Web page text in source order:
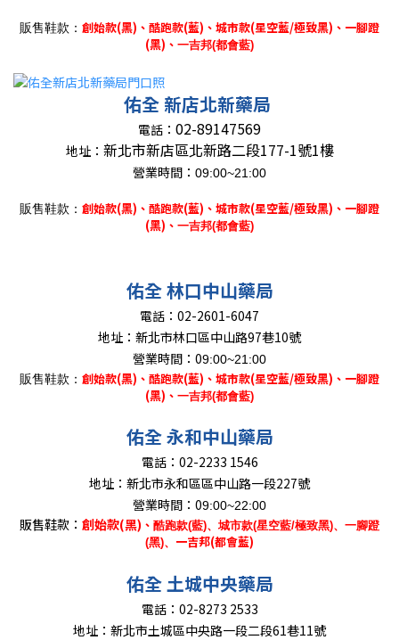
販售鞋款： 創始款(黑)、 酷跑款(藍)、城市款(星空藍/極致黑)、一腳蹬
(黑)、 一吉邦(都會藍)
佑全 新店北新藥局
電話： 02-89147569
地址： 新北市新店區北新路二段177-1號1樓
營業時間： 09:00~21:00
販售鞋款： 創始款(黑)、 酷跑款(藍)、城市款(星空藍/極致黑)、一腳蹬
(黑)、 一吉邦(都會藍)
佑全 林口中山藥局
電話： 02-2601-6047
地址： 新北市林口區中山路97巷10號
營業時間：09:00~21:00
販售鞋款： 創始款(黑)、 酷跑款(藍)、城市款(星空藍/極致黑)、一腳蹬
(黑)、 一吉邦(都會藍)
佑全 永和中山藥局
電話： 02-2233 1546
地址： 新北市永和區區中山路一段227號
營業時間：09:00~22:00
販售鞋款： 創始款(黑) 、 酷跑款(藍)、城市款(星空藍/極致黑)、一腳蹬
(黑)、 一吉邦(都會藍)
佑全 土城中央藥局
電話： 02-8273 2533
地址： 新北市土城區中央路一段二段61巷11號